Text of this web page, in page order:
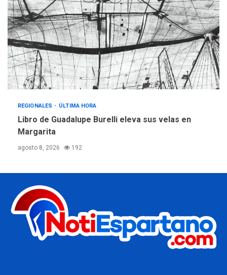
REGIONALES ÚLTIMA HORA
Libro de Guadalupe Burelli eleva sus velas en
Margarita
agosto 8, 2026 192